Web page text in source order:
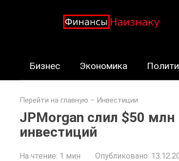
Бизнес Экономика
Перейти на главную – Инвестиции
JPMorgan слил $50 млн
инвестиций
На чтение: 1 мин Опубликовано: